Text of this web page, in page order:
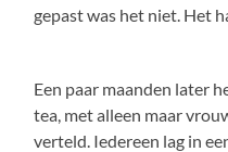
gepast was het niet. Het
Een paar maanden later
tea, met alleen maar
verteld. Iedereen lag in